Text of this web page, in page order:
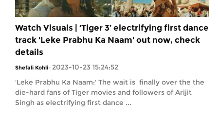
Watch Visuals | ‘Tiger 3’ electrifying first dance
track 'Leke Prabhu Ka Naam' out now, check
details
Shefali Kohli- 2023-10-23 15:24:52
'Leke Prabhu Ka Naam:' The wait is finally over the the
die-hard fans of Tiger movies and followers of Arijit
Singh as electrifying first dance ...